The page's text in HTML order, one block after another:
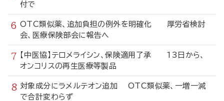
付で
OTC類似薬、追加負担の例外を明確化 厚労省検討
会、医療保険部会に報告へ
【中医協】テロメライシン、保険適用了承 13日から、
オンコリスの再生医療等製品
対象成分にラメルテオン追加 OTC類似薬、一増一減
で合計変わらず